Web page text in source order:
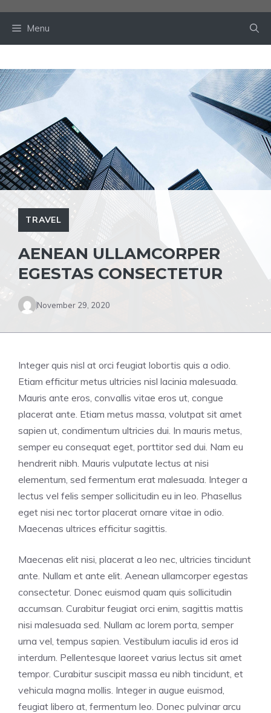
Menu
TRAVEL
AENEAN ULLAMCORPER
EGESTAS CONSECTETUR
November 29, 2020
Integer quis nisl at orci feugiat lobortis quis a odio.
Etiam efficitur metus ultricies nisl lacinia malesuada.
Mauris ante eros, convallis vitae eros ut, congue
placerat ante. Etiam metus massa, volutpat sit amet
sapien ut, condimentum ultricies dui. In mauris metus,
semper eu consequat eget, porttitor sed dui. Nam eu
hendrerit nibh. Mauris vulputate lectus at nisi
elementum, sed fermentum erat malesuada. Integer a
lectus vel felis semper sollicitudin eu in leo. Phasellus
eget nisi nec tortor placerat ornare vitae in odio.
Maecenas ultrices efficitur sagittis.
Maecenas elit nisi, placerat a leo nec, ultricies tincidunt
ante. Nullam et ante elit. Aenean ullamcorper egestas
consectetur. Donec euismod quam quis sollicitudin
accumsan. Curabitur feugiat orci enim, sagittis mattis
nisi malesuada sed. Nullam ac lorem porta, semper
urna vel, tempus sapien. Vestibulum iaculis id eros id
interdum. Pellentesque laoreet varius lectus sit amet
tempor. Curabitur suscipit massa eu nibh tincidunt, et
vehicula magna mollis. Integer in augue euismod,
feugiat libero at, fermentum leo. Donec pulvinar arcu